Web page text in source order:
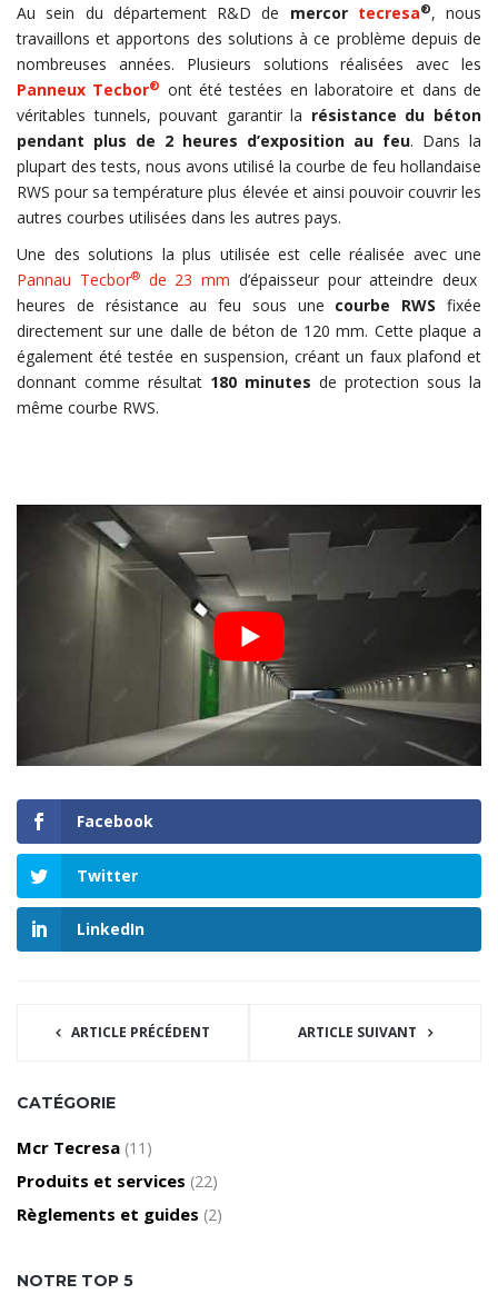
Au sein du département R&D de mercor tecresa®, nous
travaillons et apportons des solutions à ce problème depuis de
nombreuses années. Plusieurs solutions réalisées avec les
Panneux Tecbor® ont été testées en laboratoire et dans de
véritables tunnels, pouvant garantir la résistance du béton
pendant plus de 2 heures d’exposition au feu. Dans la
plupart des tests, nous avons utilisé la courbe de feu hollandaise
RWS pour sa température plus élevée et ainsi pouvoir couvrir les
autres courbes utilisées dans les autres pays.
Une des solutions la plus utilisée est celle réalisée avec une
Pannau Tecbor®de 23 mm d’épaisseur pour atteindre deux
heures de résistance au feu sous une courbe RWS fixée
directement sur une dalle de béton de 120 mm. Cette plaque a
également été testée en suspension, créant un faux plafond et
donnant comme résultat 180 minutes de protection sous la
même courbe RWS.
Facebook
Twitter
LinkedIn
ARTICLE PRÉCÉDENT ARTICLE SUIVANT
CATÉGORIE
Mcr Tecresa (11)
Produits et services (22)
Règlements et guides (2)
NOTRE TOP 5